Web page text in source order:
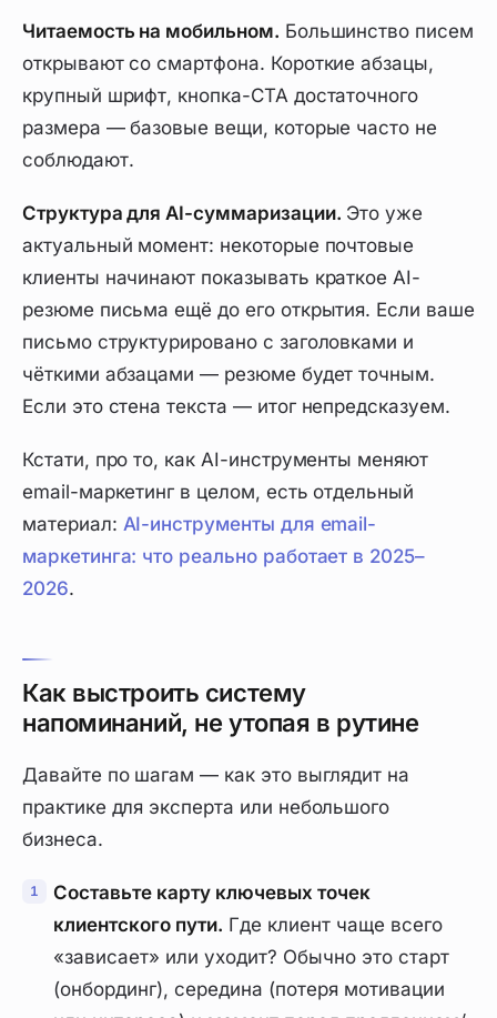
Читаемость на мобильном. Большинство писем
открывают со смартфона. Короткие абзацы,
крупный шрифт, кнопка-CTA достаточного
размера — базовые вещи, которые часто не
соблюдают.
Структура для AI-суммаризации. Это уже
актуальный момент: некоторые почтовые
клиенты начинают показывать краткое AI-
резюме письма ещё до его открытия. Если ваше
письмо структурировано с заголовками и
чёткими абзацами — резюме будет точным.
Если это стена текста — итог непредсказуем.
Кстати, про то, как AI-инструменты меняют
email-маркетинг в целом, есть отдельный
материал: AI-инструменты для email-
маркетинга: что реально работает в 2025–
2026.
Как выстроить систему
напоминаний, не утопая в рутине
Давайте по шагам — как это выглядит на
практике для эксперта или небольшого
бизнеса.
Составьте карту ключевых точек
клиентского пути. Где клиент чаще всего
«зависает» или уходит? Обычно это старт
(онбординг), середина (потеря мотивации